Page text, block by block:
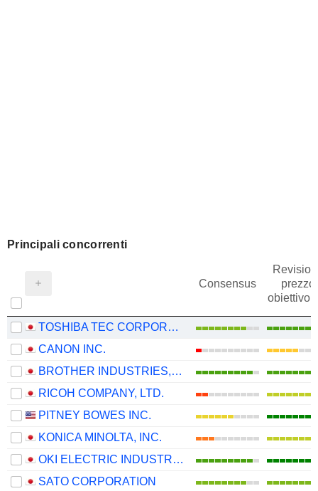
Principali concorrenti
Consensus
prezzo
obiettivo
TOSHIBA TEC CORPORATION
CANON INC.
BROTHER INDUSTRIES, LTD.
RICOH COMPANY, LTD.
PITNEY BOWES INC.
KONICA MINOLTA, INC.
OKI ELECTRIC INDUSTRY CO., LTD.
SATO CORPORATION